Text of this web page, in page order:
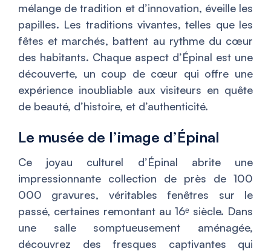
mélange de tradition et d’innovation, éveille les
papilles. Les traditions vivantes, telles que les
fêtes et marchés, battent au rythme du cœur
des habitants. Chaque aspect d’Épinal est une
découverte, un coup de cœur qui offre une
expérience inoubliable aux visiteurs en quête
de beauté, d’histoire, et d’authenticité.
Le musée de l’image d’Épinal
Ce joyau culturel d’Épinal abrite une
impressionnante collection de près de 100
000 gravures, véritables fenêtres sur le
passé, certaines remontant au 16ᵉ siècle. Dans
une salle somptueusement aménagée,
découvrez des fresques captivantes qui